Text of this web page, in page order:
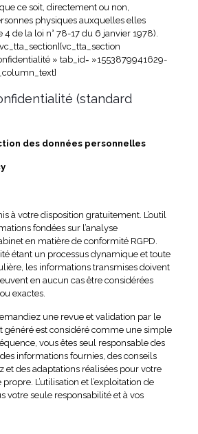
ce soit, directement ou non,
physiques auxquelles elles
4 de la loi n° 78-17 du 6 janvier 1978).
» tab_id= »1553879941629-
(standard
des données personnelles
à votre disposition gratuitement. L’outil
fondées sur l’analyse
en matière de conformité RGPD.
étant un processus dynamique et toute
les informations transmises doivent
en aucun cas être considérées
exactes.
une revue et validation par le
généré est considéré comme une simple
vous êtes seul responsable des
informations fournies, des conseils
et des adaptations réalisées pour votre
L’utilisation et l’exploitation de
votre seule responsabilité et à vos